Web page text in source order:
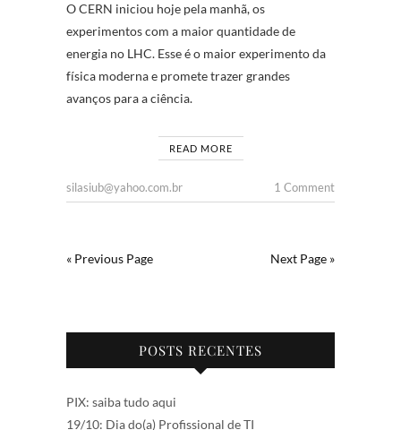
O CERN iniciou hoje pela manhã, os
experimentos com a maior quantidade de
energia no LHC. Esse é o maior experimento da
física moderna e promete trazer grandes
avanços para a ciência.
READ MORE
silasiub@yahoo.com.br 1 Comment
« Previous Page Next Page »
POSTS RECENTES
PIX: saiba tudo aqui
19/10: Dia do(a) Profissional de TI